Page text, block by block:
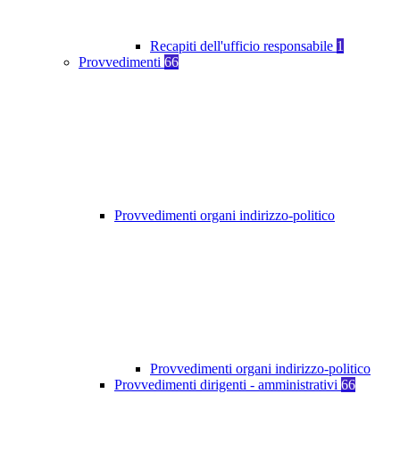
Recapiti dell'ufficio responsabile 1
Provvedimenti 66
Provvedimenti organi indirizzo-politico
Provvedimenti organi indirizzo-politico
Provvedimenti dirigenti - amministrativi 66